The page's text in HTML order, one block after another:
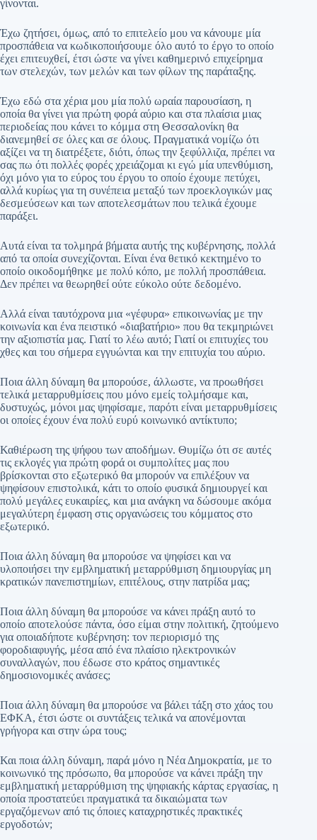
γίνονται.
Έχω ζητήσει, όμως, από το επιτελείο μου να κάνουμε μία
προσπάθεια να κωδικοποιήσουμε όλο αυτό το έργο το οποίο
έχει επιτευχθεί, έτσι ώστε να γίνει καθημερινό επιχείρημα
των στελεχών, των μελών και των φίλων της παράταξης.
Έχω εδώ στα χέρια μου μία πολύ ωραία παρουσίαση, η
οποία θα γίνει για πρώτη φορά αύριο και στα πλαίσια μιας
περιοδείας που κάνει το κόμμα στη Θεσσαλονίκη θα
διανεμηθεί σε όλες και σε όλους. Πραγματικά νομίζω ότι
αξίζει να τη διατρέξετε, διότι, όπως την ξεφύλλιζα, πρέπει να
σας πω ότι πολλές φορές χρειάζομαι κι εγώ μία υπενθύμιση,
όχι μόνο για το εύρος του έργου το οποίο έχουμε πετύχει,
αλλά κυρίως για τη συνέπεια μεταξύ των προεκλογικών μας
δεσμεύσεων και των αποτελεσμάτων που τελικά έχουμε
παράξει.
Αυτά είναι τα τολμηρά βήματα αυτής της κυβέρνησης, πολλά
από τα οποία συνεχίζονται. Είναι ένα θετικό κεκτημένο το
οποίο οικοδομήθηκε με πολύ κόπο, με πολλή προσπάθεια.
Δεν πρέπει να θεωρηθεί ούτε εύκολο ούτε δεδομένο.
Αλλά είναι ταυτόχρονα μια «γέφυρα» επικοινωνίας με την
κοινωνία και ένα πειστικό «διαβατήριο» που θα τεκμηριώνει
την αξιοπιστία μας. Γιατί το λέω αυτό; Γιατί οι επιτυχίες του
χθες και του σήμερα εγγυώνται και την επιτυχία του αύριο.
Ποια άλλη δύναμη θα μπορούσε, άλλωστε, να προωθήσει
τελικά μεταρρυθμίσεις που μόνο εμείς τολμήσαμε και,
δυστυχώς, μόνοι μας ψηφίσαμε, παρότι είναι μεταρρυθμίσεις
οι οποίες έχουν ένα πολύ ευρύ κοινωνικό αντίκτυπο;
Καθιέρωση της ψήφου των αποδήμων. Θυμίζω ότι σε αυτές
τις εκλογές για πρώτη φορά οι συμπολίτες μας που
βρίσκονται στο εξωτερικό θα μπορούν να επιλέξουν να
ψηφίσουν επιστολικά, κάτι το οποίο φυσικά δημιουργεί και
πολύ μεγάλες ευκαιρίες, και μια ανάγκη να δώσουμε ακόμα
μεγαλύτερη έμφαση στις οργανώσεις του κόμματος στο
εξωτερικό.
Ποια άλλη δύναμη θα μπορούσε να ψηφίσει και να
υλοποιήσει την εμβληματική μεταρρύθμιση δημιουργίας μη
κρατικών πανεπιστημίων, επιτέλους, στην πατρίδα μας;
Ποια άλλη δύναμη θα μπορούσε να κάνει πράξη αυτό το
οποίο αποτελούσε πάντα, όσο είμαι στην πολιτική, ζητούμενο
για οποιαδήποτε κυβέρνηση: τον περιορισμό της
φοροδιαφυγής, μέσα από ένα πλαίσιο ηλεκτρονικών
συναλλαγών, που έδωσε στο κράτος σημαντικές
δημοσιονομικές ανάσες;
Ποια άλλη δύναμη θα μπορούσε να βάλει τάξη στο χάος του
ΕΦΚΑ, έτσι ώστε οι συντάξεις τελικά να απονέμονται
γρήγορα και στην ώρα τους;
Και ποια άλλη δύναμη, παρά μόνο η Νέα Δημοκρατία, με το
κοινωνικό της πρόσωπο, θα μπορούσε να κάνει πράξη την
εμβληματική μεταρρύθμιση της ψηφιακής κάρτας εργασίας, η
οποία προστατεύει πραγματικά τα δικαιώματα των
εργαζόμενων από τις όποιες καταχρηστικές πρακτικές
εργοδοτών;